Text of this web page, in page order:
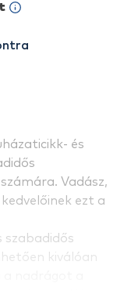
és
Vadász,
ezt a
szabadidős
kiválóan